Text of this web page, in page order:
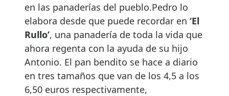
en las panaderías del pueblo.Pedro lo
elabora desde que puede recordar en ‘El
Rullo’, una panadería de toda la vida que
ahora regenta con la ayuda de su hijo
Antonio. El pan bendito se hace a diario
en tres tamaños que van de los 4,5 a los
6,50 euros respectivamente,